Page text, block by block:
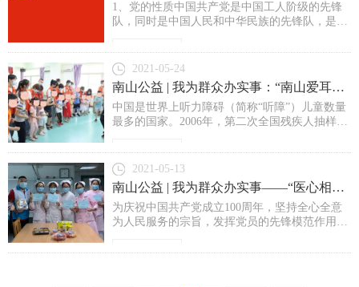
1、党的性质中国共产党是中国工人阶级的先锋
队，同时是中国人民和中华民族的先锋队，是中
生产力的发展要求，代表中国先进文化的前进方
向，代表中国最广大人民的根本利益。2、党的
最高理想和最终目标党的最高理想和最终目标是
实现共产主义。3、党的指导思想中国共产党以
马克思列宁主义、毛泽东思想、邓小平理论
和“三个代表”重要思想、科学发展观以及习近平
了解详情>
2021-05-24
南山公益 | 我为群众办实事：“南山爱耳治聋”计划5.22听障儿童线下康复教育式团队活动顺利举行
中国是世界上听力障碍（简称“听障”）儿童数量
最多的国家。2006年，第二次全国残疾人抽样调
0-6岁的听力残疾儿童约有13.7万，每年新生聋儿
约2.3万，这是一个数量庞大的人群。就儿童而
言，听力损失会阻碍儿童学习言语和语言，影响
儿童的健康发育。目前，仍有很多聋儿未能得到
早期发现和早期康复的机会。聋儿康复事业是一
项社会工程，需要社会各方面的高度重视和大力
了解详情>
2021-05-13
南山公益 | 我为群众办实事——“医心相伴 医路同行”关爱医护人员主题活动月服务顺利举行
为庆祝中国共产党成立100周年，坚持全心全意
为人民服务的宗旨，发挥党员的先锋模范作用，
事、办好事，2021年5月，广东钟南山医学基金
了解详情>